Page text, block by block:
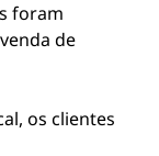
foram
de
os clientes